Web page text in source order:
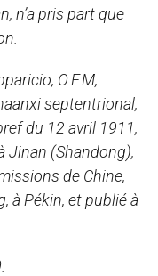
n’a pris part que
O.F.M,
septentrional,
du 12 avril 1911,
Jinan (Shandong),
de Chine,
à Pékin, et publié à